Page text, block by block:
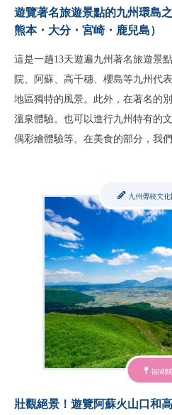
遊覽著名旅遊景點的九州環島
熊本・大分・宮崎・鹿兒島）
這是一趟13天遊遍九州著名旅遊景
院、阿蘇、高千穗、櫻島等九州代
地區獨特的風景。此外，在著名的
溫泉體驗。也可以進行九州特有的
偶彩繪體驗等。在美食的部分，我
福岡縣
九州傳統文
壯觀絕景！遊覽阿蘇火山口和